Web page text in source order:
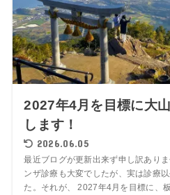
2027年4月を目標に大
します！
2026.06.05
最近ブログが更新出来ず申し訳あり
ンザ診療も大変でしたが、実は診療
た。それが、 2027年4月を目標に、